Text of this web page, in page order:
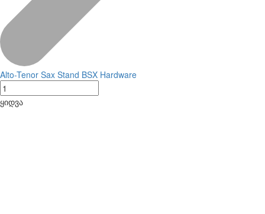
Alto-Tenor Sax Stand BSX Hardware
ყიდვა